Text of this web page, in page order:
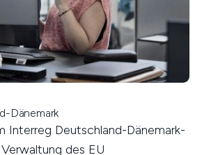
Dänemark
Interreg Deutschland-Dänemark-
des EU